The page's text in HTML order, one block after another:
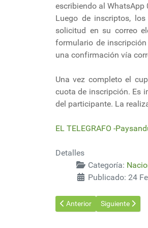
escribiendo al WhatsApp
Luego de inscriptos,
solicitud en su correo
formulario de
una confirmación vía
Una vez completo el
cuota de inscripción. Es
del participante. La
EL TELEGRAFO -
Detalles
Categoría:
Publicado: 24
Artículo anterior: El girasol
Anterior Artículo
Siguiente